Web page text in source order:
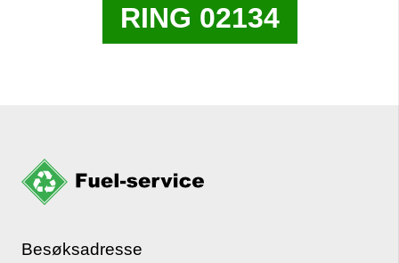
RING 02134
Besøksadresse